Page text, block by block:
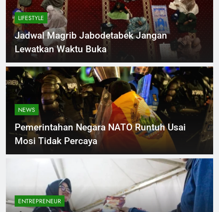
LIFESTYLE
Jadwal Magrib Jabodetabek Jangan
Lewatkan Waktu Buka
NEWS
Pemerintahan Negara NATO Runtuh Usai
Mosi Tidak Percaya
ENTREPRENEUR